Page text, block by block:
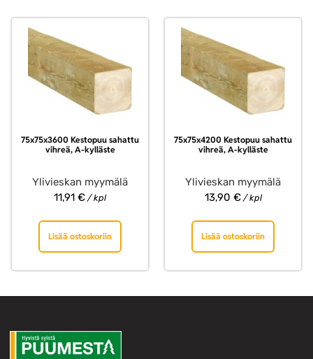
75x75x3600 Kestopuu sahattu
vihreä, A-kylläste
Ylivieskan myymälä
11,91 € / kpl
Lisää ostoskoriin
75x75x4200 Kestopuu sahattu
vihreä, A-kylläste
Ylivieskan myymälä
13,90 €/ kpl
Lisää ostoskoriin